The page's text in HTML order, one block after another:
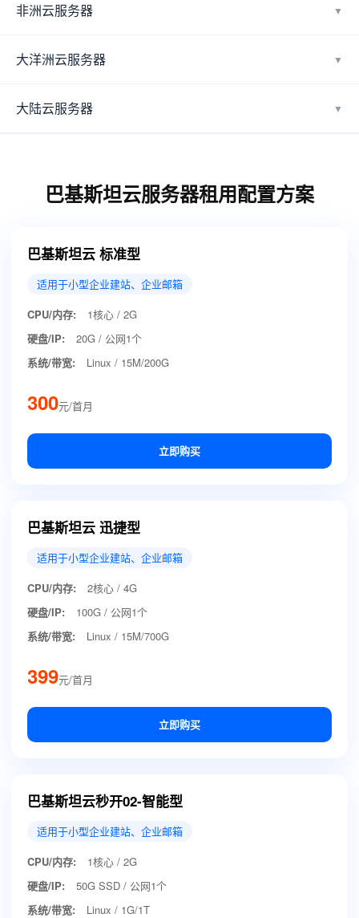
非洲云服务器 ▼
大洋洲云服务器 ▼
大陆云服务器 ▼
巴基斯坦云服务器租用配置方案
巴基斯坦云 标准型
适用于小型企业建站、企业邮箱
CPU/内存:
1核心 / 2G
硬盘/IP:
20G / 公网1个
系统/带宽:
Linux / 15M/200G
300元/首月
立即购买
巴基斯坦云 迅捷型
适用于小型企业建站、企业邮箱
CPU/内存:
2核心 / 4G
硬盘/IP:
100G / 公网1个
系统/带宽:
Linux / 15M/700G
399元/首月
立即购买
巴基斯坦云秒开02-智能型
适用于小型企业建站、企业邮箱
CPU/内存:
1核心 / 2G
硬盘/IP:
50G SSD / 公网1个
系统/带宽:
Linux / 1G/1T